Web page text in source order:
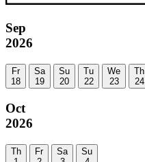
Sep
2026
Fr
18
Sa
19
Su
20
Tu
22
We
23
Th
24
Oct
2026
Th
Fr
Sa
Su